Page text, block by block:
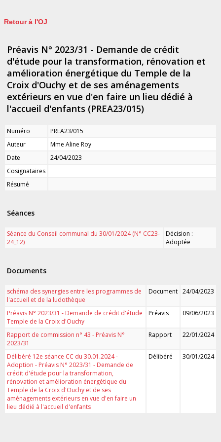
Retour à l'OJ
Préavis N° 2023/31 - Demande de crédit
d'étude pour la transformation, rénovation et
amélioration énergétique du Temple de la
Croix d'Ouchy et de ses aménagements
extérieurs en vue d'en faire un lieu dédié à
l'accueil d'enfants (PREA23/015)
Numéro
PREA23/015
Auteur
Mme Aline Roy
Date
24/04/2023
Cosignataires
Résumé
Séances
Séance du Conseil communal du 30/01/2024 (N° CC23-
24_12)
Décision :
Adoptée
Documents
schéma des synergies entre les programmes de
l'accueil et de la ludothèque
Document 24/04/2023
Préavis N° 2023/31 - Demande de crédit d'étude
Temple de la Croix d'Ouchy
Préavis 09/06/2023
Rapport de commission n° 43 - Préavis N°
2023/31
Rapport 22/01/2024
Délibéré 12e séance CC du 30.01.2024 -
Adoption - Préavis N° 2023/31 - Demande de
crédit d'étude pour la transformation,
rénovation et amélioration énergétique du
Temple de la Croix d'Ouchy et de ses
aménagements extérieurs en vue d'en faire un
lieu dédié à l'accueil d'enfants
Délibéré 30/01/2024